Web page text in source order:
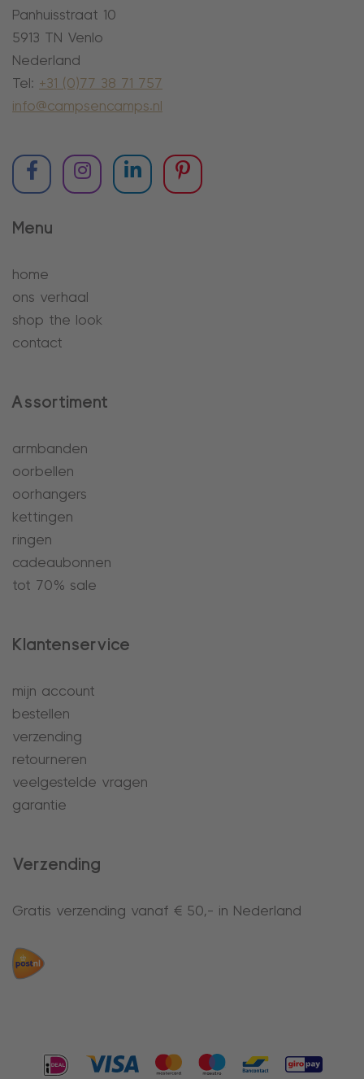
Panhuisstraat 10
5913 TN Venlo
Nederland
Tel: +31 (0)77 38 71 757
info@campsencamps.nl
Menu
home
ons verhaal
shop the look
contact
Assortiment
armbanden
oorbellen
oorhangers
kettingen
ringen
cadeaubonnen
tot 70% sale
Klantenservice
mijn account
bestellen
verzending
retourneren
veelgestelde vragen
garantie
Verzending
Gratis verzending vanaf € 50,- in Nederland